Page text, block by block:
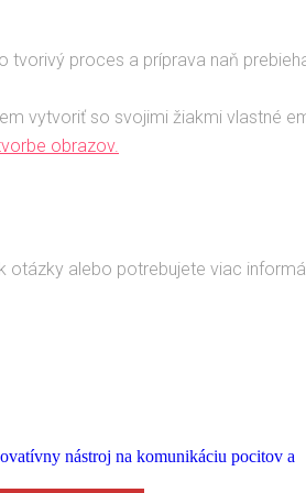
tvorivý proces a príprava naň
vytvoriť so svojimi žiakmi vlastné
obrazov.
otázky alebo potrebujete viac